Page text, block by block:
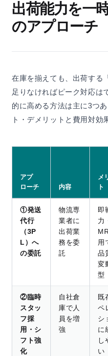
出荷能力を一
のアプローチ
在庫を揃えても、出荷する
足りなければピーク対応は
的に高める方法は主に3つ
ト・デメリットと費用対効
アプ
ローチ
内容
メ
ト
①発送
代行
（3P
L）へ
の委託
物流専
業者に
出荷業
務を委
託
即
力
用
品
変
型
②臨時
スタッ
フ採
用・シ
フト強
化
自社倉
庫で人
員を増
強
既
ペ
シ
に
し
い